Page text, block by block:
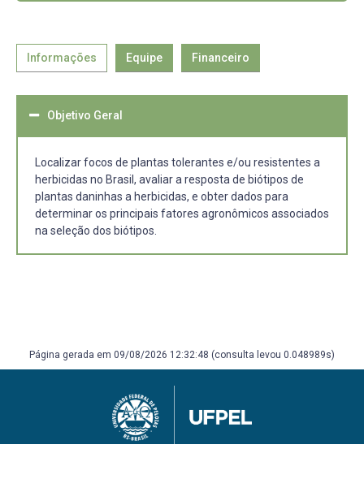
Informações Equipe Financeiro
Objetivo Geral
Localizar focos de plantas tolerantes e/ou resistentes a
herbicidas no Brasil, avaliar a resposta de biótipos de
plantas daninhas a herbicidas, e obter dados para
determinar os principais fatores agronômicos associados
na seleção dos biótipos.
Página gerada em 09/08/2026 12:32:48 (consulta levou 0.048989s)